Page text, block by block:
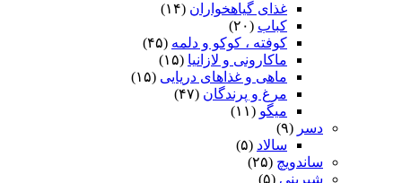
غذای گیاهخواران (۱۴)
کباب (۲۰)
کوفته ، کوکو و دلمه (۴۵)
ماکارونی و لازانیا (۱۵)
ماهی و غذاهای دریایی (۱۵)
مرغ و پرندگان (۴۷)
میگو (۱۱)
دسر (۹)
سالاد (۵)
ساندویچ (۲۵)
شیرینی (۵)